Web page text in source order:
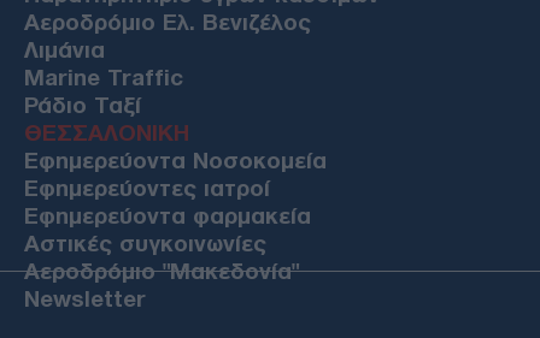
Αεροδρόμιο Ελ. Βενιζέλος
Λιμάνια
Marine Traffic
Ράδιο Ταξί
ΘΕΣΣΑΛΟΝΙΚΗ
Εφημερεύοντα Νοσοκομεία
Εφημερεύοντες ιατροί
Εφημερεύοντα φαρμακεία
Αστικές συγκοινωνίες
Αεροδρόμιο "Μακεδονία"
Newsletter